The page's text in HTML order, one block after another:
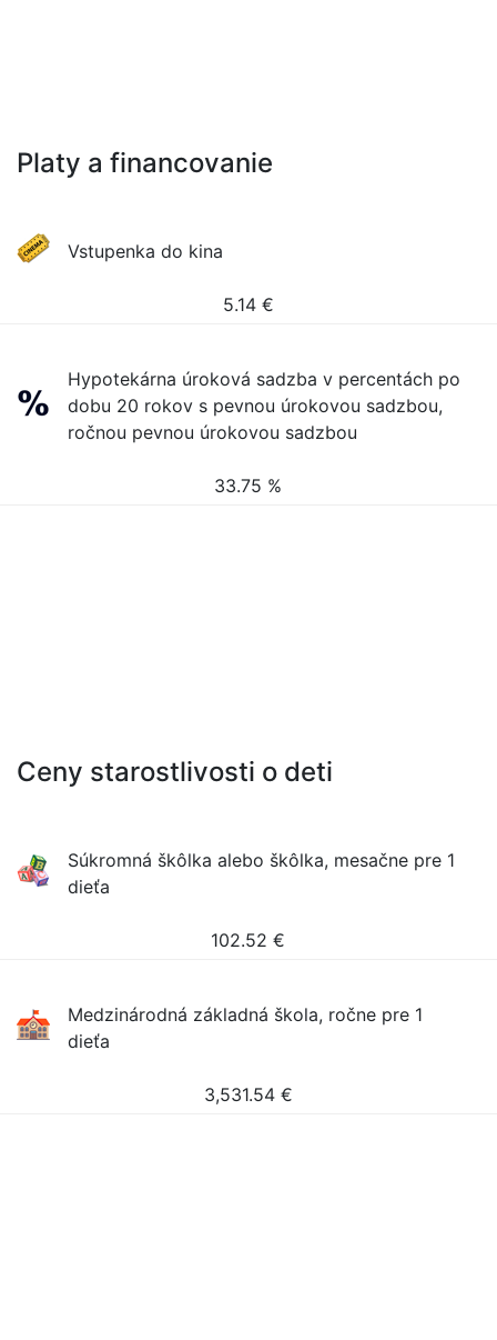
Platy a financovanie
Vstupenka do kina
5.14 €
Hypotekárna úroková sadzba v percentách po
dobu 20 rokov s pevnou úrokovou sadzbou,
ročnou pevnou úrokovou sadzbou
33.75 %
Ceny starostlivosti o deti
Súkromná škôlka alebo škôlka, mesačne pre 1
dieťa
102.52 €
Medzinárodná základná škola, ročne pre 1
dieťa
3,531.54 €